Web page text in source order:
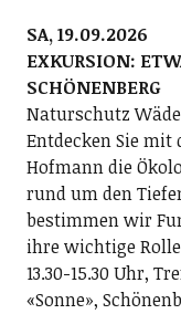
SA, 19.09.2026
EXKURSION:
SCHÖNENBERG
Naturschutz
Entdecken Sie
Hofmann die
rund um den
bestimmen wir
ihre wichtige
13.30-15.30 Uhr,
«Sonne»,